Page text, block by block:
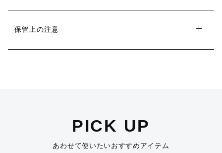
保管上の注意
PICK UP
あわせて使いたいおすすめアイテム